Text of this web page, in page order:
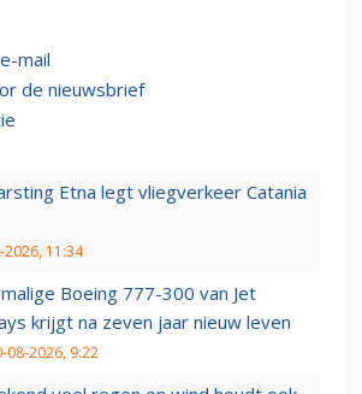
mail
de nieuwsbrief
Etna legt vliegverkeer Catania
2026, 11:34
Boeing 777-300 van Jet
krijgt na zeven jaar nieuw leven
08-2026, 9:22